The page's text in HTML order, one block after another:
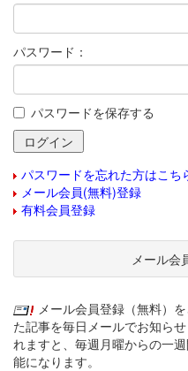
パスワード：
パスワードを保存する
パスワードを忘れた方はこち
メール会員(無料)登録
有料会員登録
メール会
メール会員登録（無料）
た記事を毎日メールでお知ら
れますと、毎週月曜からの一
能になります。